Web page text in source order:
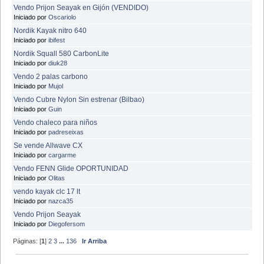
Vendo Prijon Seayak en Gijón (VENDIDO)
Iniciado por Oscariolo
Nordik Kayak nitro 640
Iniciado por ibifest
Nordik Squall 580 CarbonLite
Iniciado por diuk28
Vendo 2 palas carbono
Iniciado por Mujol
Vendo Cubre Nylon Sin estrenar (Bilbao)
Iniciado por Guin
Vendo chaleco para niños
Iniciado por padreseixas
Se vende Allwave CX
Iniciado por cargarme
Vendo FENN Glide OPORTUNIDAD
Iniciado por Olitas
vendo kayak clc 17 lt
Iniciado por nazca35
Vendo Prijon Seayak
Iniciado por Diegofersom
Páginas: [1]2 3 ...136 Ir Arriba